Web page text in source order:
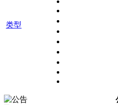
类型